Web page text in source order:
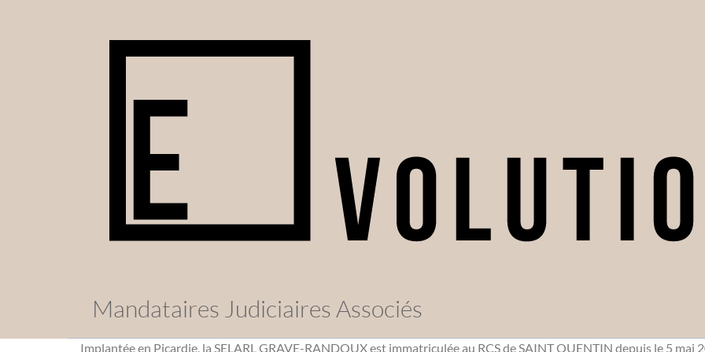
Mandataires Judiciaires Associés
Implantée en Picardie, la SELARL GRAVE-RANDOUX est immatriculée au RCS de SAINT QUENTIN depuis le 5 mai